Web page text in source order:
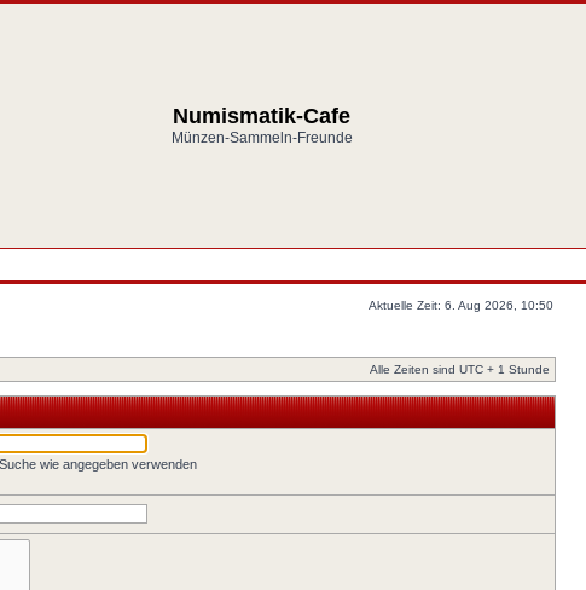
Numismatik-Cafe
Münzen-Sammeln-Freunde
Aktuelle Zeit: 6. Aug 2026, 10:50
Alle Zeiten sind UTC + 1 Stunde
wie angegeben verwenden